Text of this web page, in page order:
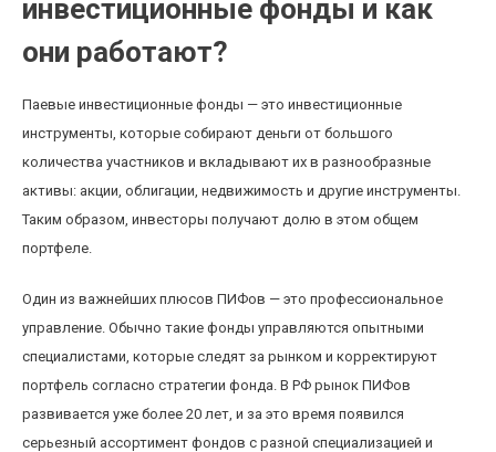
инвестиционные фонды и как
они работают?
Паевые инвестиционные фонды — это инвестиционные
инструменты, которые собирают деньги от большого
количества участников и вкладывают их в разнообразные
активы: акции, облигации, недвижимость и другие инструменты.
Таким образом, инвесторы получают долю в этом общем
портфеле.
Один из важнейших плюсов ПИФов — это профессиональное
управление. Обычно такие фонды управляются опытными
специалистами, которые следят за рынком и корректируют
портфель согласно стратегии фонда. В РФ рынок ПИФов
развивается уже более 20 лет, и за это время появился
серьезный ассортимент фондов с разной специализацией и